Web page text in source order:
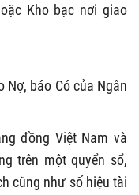
Kho bạc nơi giao
Nợ, báo Có của Ngân
đồng Việt Nam và
trên một quyển sổ,
cũng như số hiệu tài